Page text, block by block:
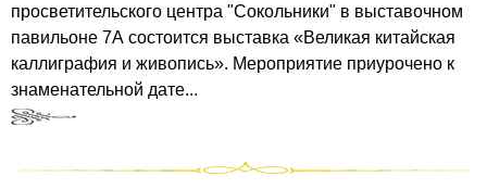
просветительского центра "Сокольники" в выставочном
павильоне 7А состоится выставка «Великая китайская
каллиграфия и живопись». Мероприятие приурочено к
знаменательной дате...